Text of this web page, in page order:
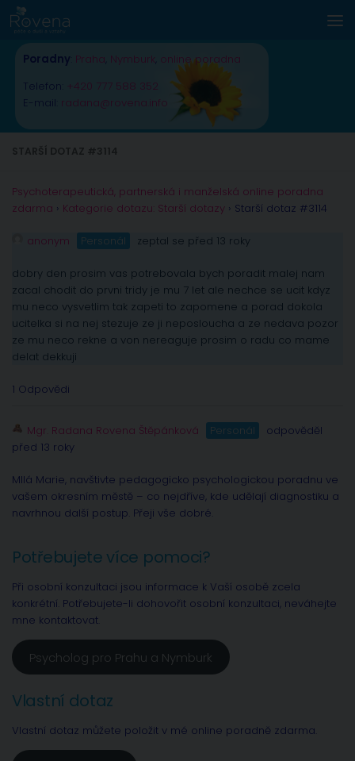
Skip to content
Poradny Praha Nymburk online poradna
Telefon: +420 777 588 352
E-mail: radana@rovena.info
Psychoterapeutická, partnerská i manželská online poradna
zdarma › Kategorie dotazu: Starší dotazy › Starší dotaz #3114
anonym Personál zeptal se před 13 roky
dobry den prosim vas potrebovala bych poradit malej nam
zacal chodit do prvni tridy je mu 7 let ale nechce se ucit kdyz
mu neco vysvetlim tak zapeti to zapomene a porad dokola
ucitelka si na nej stezuje ze ji neposloucha a ze nedava pozor
ze mu neco rekne a von nereaguje prosim o radu co mame
delat dekkuji
1 Odpovědi
Mgr. Radana Rovena Štěpánková Personál
odpověděl
před 13 roky
MIlá Marie, navštivte pedagogicko psychologickou poradnu ve
vašem okresním městě – co nejdříve, kde udělají diagnostiku a
navrhnou další postup. Přeji vše dobré.
Potřebujete více pomoci?
Při osobní konzultaci jsou informace k Vaší osobě zcela
konkrétní. Potřebujete-li dohovořit osobní konzultaci, neváhejte
mne kontaktovat.
Psycholog pro Prahu a Nymburk
Vlastní dotaz
Vlastní dotaz můžete položit v mé online poradně zdarma.